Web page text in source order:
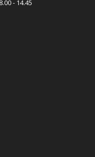
- 14.45